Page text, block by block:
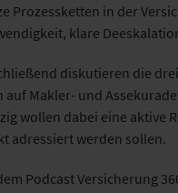
Prozessketten in der
klare
diskutieren die
auf Makler- und
wollen dabei eine aktive
adressiert werden sollen.
Podcast Versicherung